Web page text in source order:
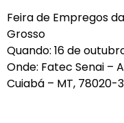
Feira de Empregos
Grosso
Quando: 16 de
Onde: Fatec Senai –
Cuiabá – MT, 78020-